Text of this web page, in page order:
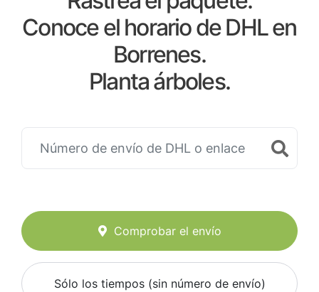
Conoce el horario de DHL en
Borrenes.
Planta árboles.
Comprobar el envío
Sólo los tiempos (sin número de envío)